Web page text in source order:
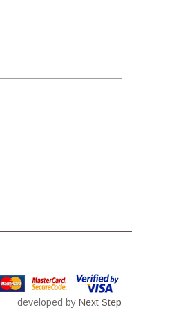
developed by Next Step